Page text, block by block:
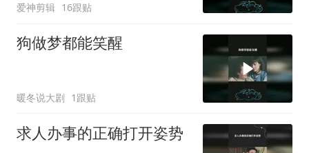
爱神剪辑 16跟贴
狗做梦都能笑醒
暖冬说大剧 1跟贴
求人办事的正确打开姿势